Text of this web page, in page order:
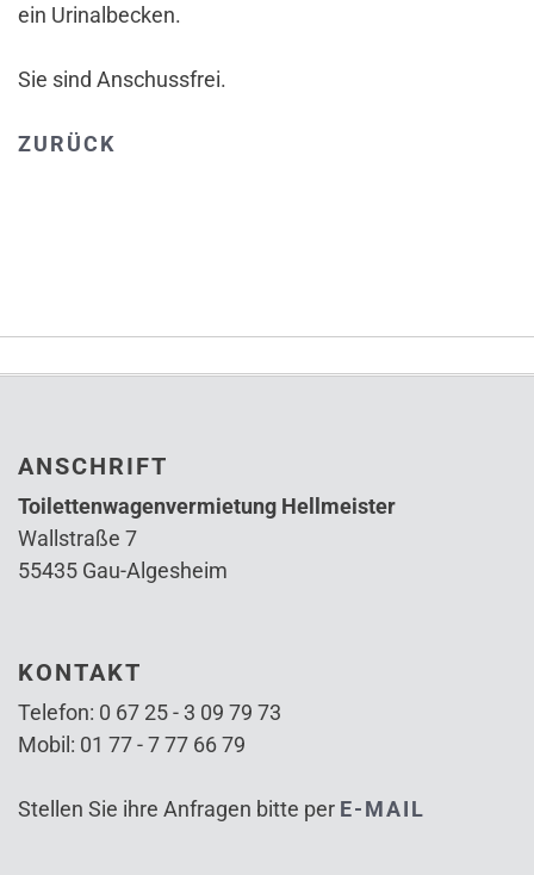
ein Urinalbecken.
Sie sind Anschussfrei.
ZURÜCK
ANSCHRIFT
Toilettenwagenvermietung Hellmeister
Wallstraße 7
55435 Gau-Algesheim
KONTAKT
Telefon: 0 67 25 - 3 09 79 73
Mobil: 01 77 - 7 77 66 79
Stellen Sie ihre Anfragen bitte per E-MAIL